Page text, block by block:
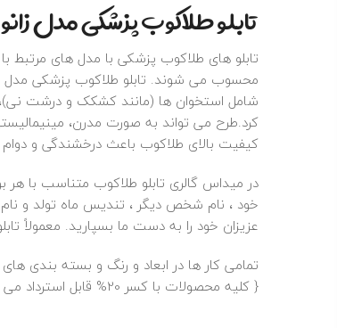
تابلو طلاکوب پزشکی مدل زانو
تابلو های طلاکوب پزشکی با مدل‌ های مرتبط
محسوب می‌ شوند. تابلو طلاکوب پزشکی مدل
شامل استخوان‌ ها (مانند کشکک و درشت‌ نی)،
کیفیت بالای طلاکوب باعث درخشندگی و
در میداس گالری تابلو طلاکوب متناسب با هر
خود ، نام شخص دیگر ، تندیس ماه تولد و
عزیزان خود را به دست ما بسپارید. معمولاً
تمامی کار ها در ابعاد و رنگ و بسته بندی
{ کلیه محصولات با کسر 20% قابل استرداد می باشند }